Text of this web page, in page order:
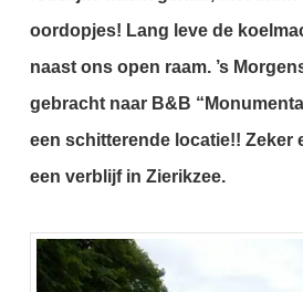
oordopjes! Lang leve de
naast ons open raam. ’s
gebracht naar B&B
een schitterende locatie!! Zeker
een verblijf in Zierikzee.